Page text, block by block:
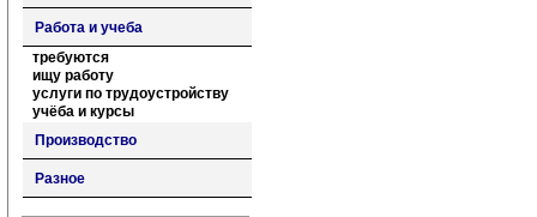
Работа и учеба
требуются
ищу работу
услуги по трудоустройству
учёба и курсы
Производство
Разное